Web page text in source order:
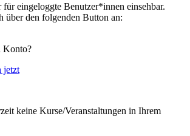
eingeloggte Benutzer*innen einsehbar.
über den folgenden Button an:
Konto?
jetzt
keine Kurse/Veranstaltungen in Ihrem